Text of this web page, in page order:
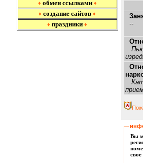
♦ обмен ссылками ♦
♦ создание сайтов ♦
♦ праздники ♦
--
Вы
свое